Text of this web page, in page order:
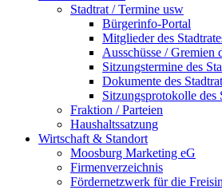
Stadtrat / Termine usw
Bürgerinfo-Portal
Mitglieder des
Ausschüsse / Gremien
Sitzungstermine des
Dokumente des
Sitzungsprotokolle des
Fraktion / Parteien
Haushaltssatzung
Wirtschaft & Standort
Moosburg Marketing eG
Firmenverzeichnis
Fördernetzwerk für die